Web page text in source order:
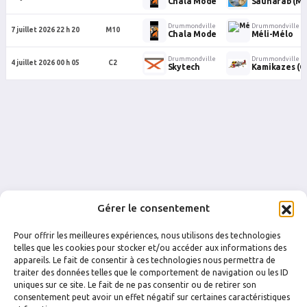
Gérer le consentement
Pour offrir les meilleures expériences, nous utilisons des technologies
telles que les cookies pour stocker et/ou accéder aux informations des
appareils. Le fait de consentir à ces technologies nous permettra de
traiter des données telles que le comportement de navigation ou les ID
uniques sur ce site. Le fait de ne pas consentir ou de retirer son
consentement peut avoir un effet négatif sur certaines caractéristiques
7 juillet 2026 22 h 20 M10
Drummondville
Chala Mode
Drummondville
Méli-Mélo
4 juillet 2026 00 h 05 C2
Drummondville
Skytech
Drummondville
Kamikazes
FACEBOOK INSTAGRAM